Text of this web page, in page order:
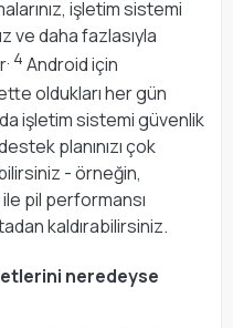
işletim sistemi
ve daha fazlasıyla
. 4 Android için
oldukları her gün
işletim sistemi güvenlik
planınızı çok
- örneğin,
pil performansı
kaldırabilirsiniz.
neredeyse